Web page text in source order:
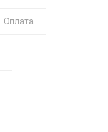
Оплата